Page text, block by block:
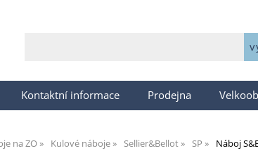
Kontaktní informace Prodejna
na ZO Kulové náboje Sellier&Bellot SP Náboj